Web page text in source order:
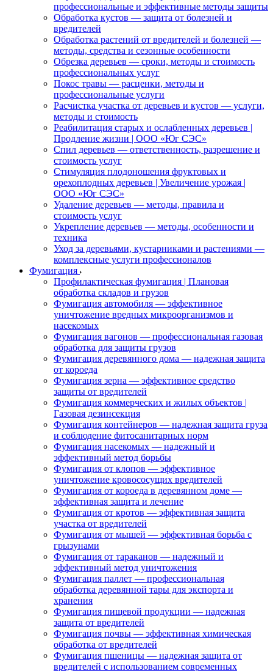
профессиональные и эффективные методы защиты
Обработка кустов — защита от болезней и
вредителей
Обработка растений от вредителей и болезней —
методы, средства и сезонные особенности
Обрезка деревьев — сроки, методы и стоимость
профессиональных услуг
Покос травы — расценки, методы и
профессиональные услуги
Расчистка участка от деревьев и кустов — услуги,
методы и стоимость
Реабилитация старых и ослабленных деревьев |
Продление жизни | ООО «Юг СЭС»
Спил деревьев — ответственность, разрешение и
стоимость услуг
Стимуляция плодоношения фруктовых и
орехоплодных деревьев | Увеличение урожая |
ООО «Юг СЭС»
Удаление деревьев — методы, правила и
стоимость услуг
Укрепление деревьев — методы, особенности и
техника
Уход за деревьями, кустарниками и растениями —
комплексные услуги профессионалов
Фумигация
Профилактическая фумигация | Плановая
обработка складов и грузов
Фумигация автомобиля — эффективное
уничтожение вредных микроорганизмов и
насекомых
Фумигация вагонов — профессиональная газовая
обработка для защиты грузов
Фумигация деревянного дома — надежная защита
от короеда
Фумигация зерна — эффективное средство
защиты от вредителей
Фумигация коммерческих и жилых объектов |
Газовая дезинсекция
Фумигация контейнеров — надежная защита груза
и соблюдение фитосанитарных норм
Фумигация насекомых — надежный и
эффективный метод борьбы
Фумигация от клопов — эффективное
уничтожение кровососущих вредителей
Фумигация от короеда в деревянном доме —
эффективная защита и лечение
Фумигация от кротов — эффективная защита
участка от вредителей
Фумигация от мышей — эффективная борьба с
грызунами
Фумигация от тараканов — надежный и
эффективный метод уничтожения
Фумигация паллет — профессиональная
обработка деревянной тары для экспорта и
хранения
Фумигация пищевой продукции — надежная
защита от вредителей
Фумигация почвы — эффективная химическая
обработка от вредителей
Фумигация пшеницы — надежная защита от
вредителей с использованием современных